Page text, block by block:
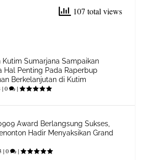
107 total views
Kutim Sumarjana Sampaikan
Hal Penting Pada Raperbup
Berkelanjutan di Kutim
|0 |
Award Berlangsung Sukses,
Hadir Menyaksikan Grand
|0 |